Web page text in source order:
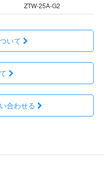
ZTW-25A-G2
いて
合わせる